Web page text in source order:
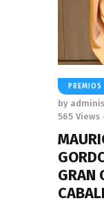
PREMIOS
by
565 Views
GRAN